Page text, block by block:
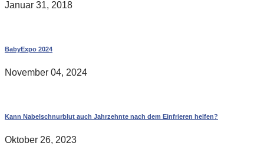
Januar 31, 2018
BabyExpo 2024
November 04, 2024
Kann Nabelschnurblut auch Jahrzehnte nach dem Einfrieren helfen?
Oktober 26, 2023